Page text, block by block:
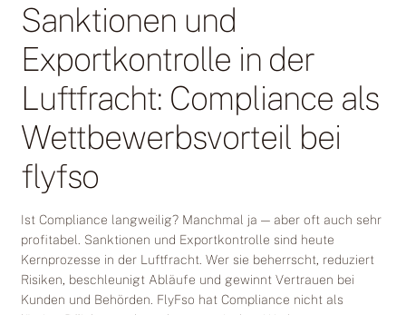
Sanktionen und
Exportkontrolle in der
Luftfracht: Compliance als
Wettbewerbsvorteil bei
flyfso
Ist Compliance langweilig? Manchmal ja — aber oft auch sehr
profitabel. Sanktionen und Exportkontrolle sind heute
Kernprozesse in der Luftfracht. Wer sie beherrscht, reduziert
Risiken, beschleunigt Abläufe und gewinnt Vertrauen bei
Kunden und Behörden. FlyFso hat Compliance nicht als